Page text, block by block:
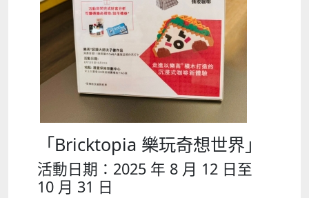
「Bricktopia 樂玩奇想世界」
活動日期：2025 年 8 月 12 日至
10 月 31 日